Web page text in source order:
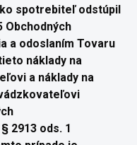
spotrebiteľ odstúpil
Obchodných
a odoslaním Tovaru
náklady na
a náklady na
2913 ods. 1